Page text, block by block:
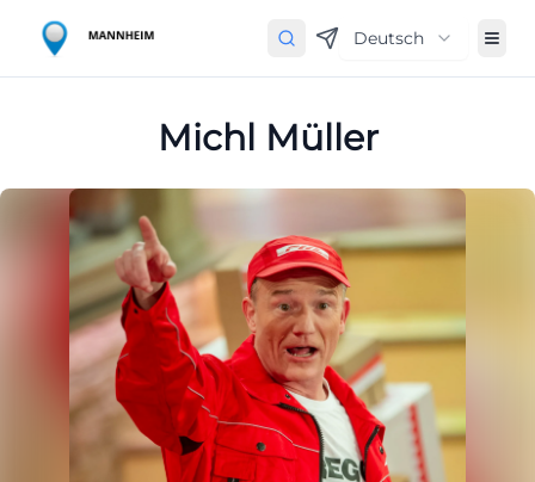
Deutsch
Michl Müller